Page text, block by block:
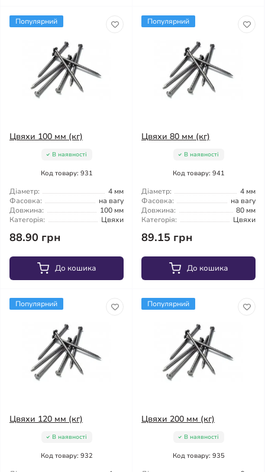
Популярний
Цвяхи 100 мм (кг)
В наявності
Код товару: 931
Діаметр:
4 мм
Фасовка:
на вагу
Довжина:
100 мм
Категорія:
Цвяхи
88.90 грн
До кошика
Популярний
Цвяхи 80 мм (кг)
В наявності
Код товару: 941
Діаметр:
4 мм
Фасовка:
на вагу
Довжина:
80 мм
Категорія:
Цвяхи
89.15 грн
До кошика
Популярний
Цвяхи 120 мм (кг)
В наявності
Код товару: 932
Популярний
Цвяхи 200 мм (кг)
В наявності
Код товару: 935